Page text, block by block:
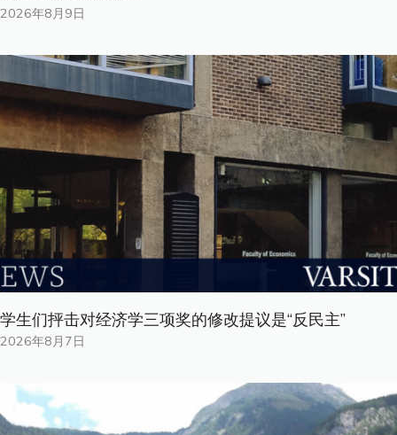
2026年8月9日
学生们抨击对经济学三项奖的修改提议是“反民主”
2026年8月7日